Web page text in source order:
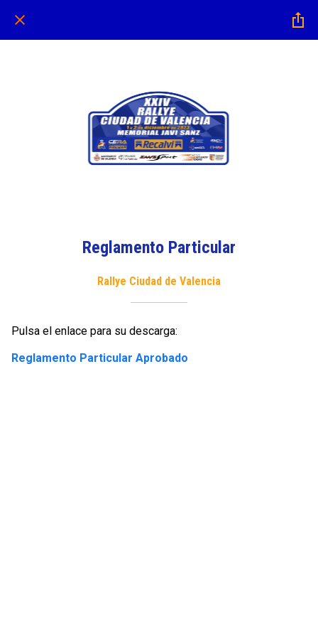
Reglamento Particular
Rallye Ciudad de Valencia
Pulsa el enlace para su descarga:
Reglamento Particular Aprobado